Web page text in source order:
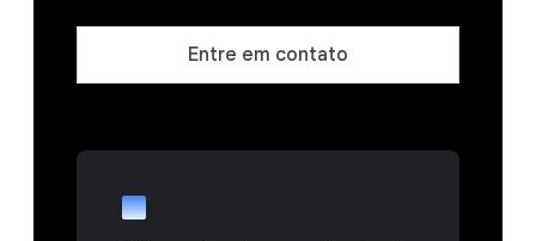
Entre em contato